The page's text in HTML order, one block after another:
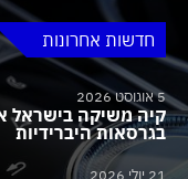
חדשות אחרונות
5 אוגוסט 2026
קיה משיקה בישראל
בגרסאות היברידיות
21 יולי 2026